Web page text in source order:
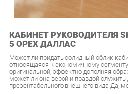
КАБИНЕТ РУКОВОДИТЕЛЯ
5 ОРЕХ ДАЛЛАС
Может ли придать солидный облик
оригинальной, эффектно дополняя образ
может ли она верой и правдой служить
презентабельного внешнего вида Да,
Рейтинг: